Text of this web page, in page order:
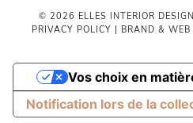
© 2026 ELLES INTERIOR
PRIVACY POLICY | BRAND & WEB
Notification lors de la
Vos choix en